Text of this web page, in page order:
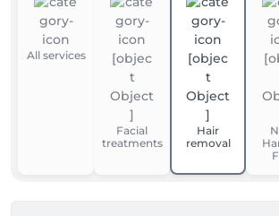
All services
Facial
treatments
Hair
removal